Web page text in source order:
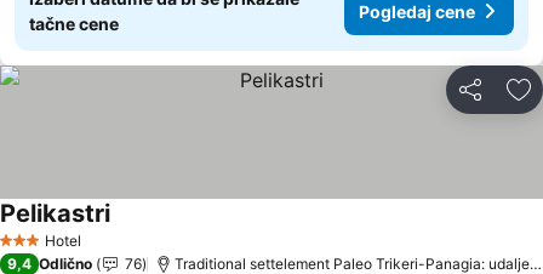
tačne cene
Pogledaj cene
Deli
3 Zvezdice
Hotel
Pelikastri
9,4 Odlično 76 Traditional settelement Paleo Trikeri-Panagia: udaljenost 19.9 km